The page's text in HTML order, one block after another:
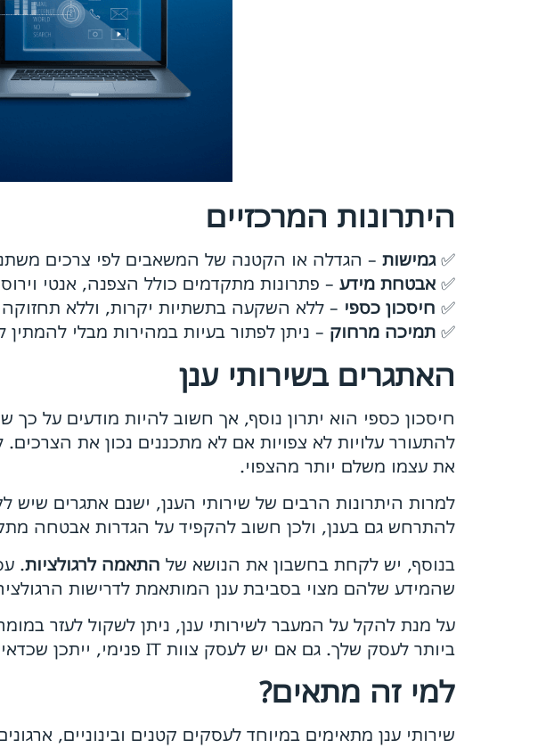
היתרונות המרכזיים
✅גמישות – הגדלה או הקטנה של המשאבים לפי צרכים
✅אבטחת מידע – פתרונות מתקדמים כולל הצפנה, אנטי
✅ חיסכון כספי – ללא השקעה בתשתיות יקרות, וללא
✅ תמיכה מרחוק – ניתן לפתור בעיות במהירות מבלי להמתין
האתגרים בשירותי ענן
חיסכון כספי הוא יתרון נוסף, אך חשוב להיות מודעים על כך
להתעורר עלויות לא צפויות אם לא מתכננים נכון את
את עצמו משלם יותר מהצפוי.
למרות היתרונות הרבים של שירותי הענן, ישנם אתגרים
להתרחש גם בענן, ולכן חשוב להקפיד על הגדרות אבטחה
בנוסף, יש לקחת בחשבון את הנושא של התאמה לרגולציות.
שהמידע שלהם מצוי בסביבת ענן המותאמת לדרישות
על מנת להקל על המעבר לשירותי ענן, ניתן לשקול לעזר
ביותר לעסק שלך. גם אם יש לעסק צוות IT פנימי, ייתכן שכדאי להיעזר בייעוץ חיצוני כדי למנוע תקלות מיותרות.
למי זה מתאים?
שירותי ענן מתאימים במיוחד לעסקים קטנים ובינוניים,